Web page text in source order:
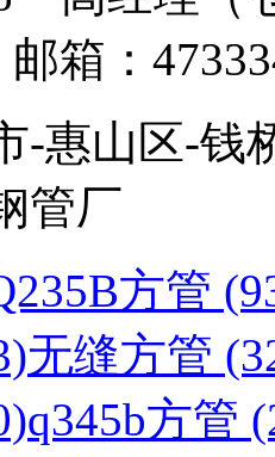
箱：
-惠山区-钱
管厂
方管
无缝方管
q345b方管